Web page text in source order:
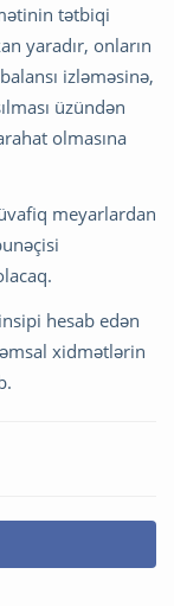
tətbiqi
yaradır, onların
izləməsinə,
üzündən
olmasına
meyarlardan
hesab edən
xidmətlərin